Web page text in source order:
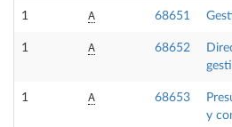
1 A 68651
1 A 68652
1 A 68653
y